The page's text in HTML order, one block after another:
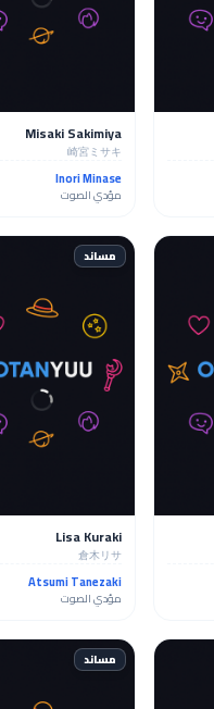
Misaki Sakimiya
崎宮ミサキ
Inori Minase
مؤدي الصوت
مساند
Lisa Kuraki
倉木リサ
Atsumi Tanezaki
مؤدي الصوت
مساند